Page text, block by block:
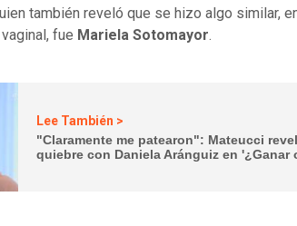
también reveló que se hizo algo similar,
fue Mariela Sotomayor.
Lee También >
"Claramente me patearon": Mateucci
quiebre con Daniela Aránguiz en '¿Ganar